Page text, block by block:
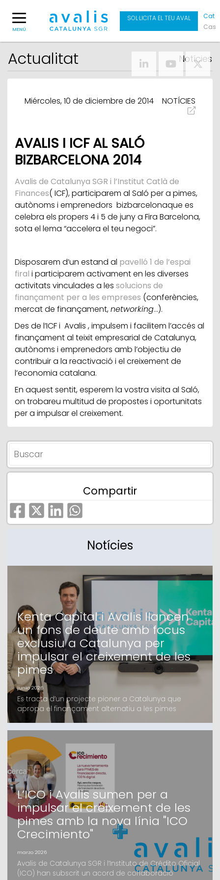
MENÚ
SOL·LICITA EL TEU AVAL
Cat
Cas
Actualitat Notícies
Miércoles, 10 de diciembre de 2014 NOTÍCIES
AVALIS I ICF AL SALÓ
BIZBARCELONA 2014
Avalis de Catalunya SGR i l’Institut Catlà de
Finances( ICF), participarem al Saló per a pimes,
autònoms i emprenedors bizbarcelonaque es
celebra els propers 4 i 5 de juny a Fira Barcelona,
sota el lema “accelera el teu negoci”.
Disposarem d’un estand al pavelló 1 de l’espai
firal i participarem activament en les diverses
activitats vinculades a les solucions de
finançament per a les empreses (conferències,
mercat de finançament,networking...).
Des de l’ICF i Avalis , impulsem i facilitem l’accés al
finançament al teixit empresarial de Catalunya,
autònoms i emprenedors amb l’objectiu de
contribuir a la reactivació i el creixement de
l’economia catalana.
En aquest sentit, esperem la vostra visita al Saló,
on trobareu multitud de propostes i oportunitats
per a impulsar el creixement.
Compartir
Notícies
Kenta Capital i Avalis llancen
un fons de deute amb focus
exclusiu a Catalunya per
impulsar el creixement de les
pimes
junio 2026
Es tracta d’un projecte pioner a Catalunya que
apropa el finançament alternatiu a les pimes
catalanes, en el qual Avalis i Kenta Capital fa mesos
que treballen i que compta amb el suport d’un grup
d’inversors, tant family offices com institucionals,
majoritàriament catalansEl fons, que oferirà
finançament de fins a 4 milions d’euros en
condicions c
L’ICO i Avalis sumen per a
impulsar el creixement de les
pimes amb la nova línia "ICO
Crecimiento"
marzo 2026
Avalis de Catalunya SGR i l’Instituto de Crédito Oficial
(ICO) han subscrit un acord de col·laboració